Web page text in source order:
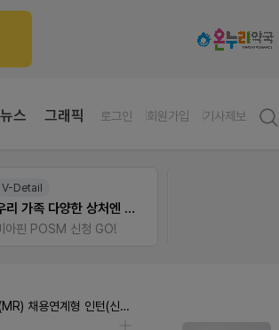
스 그래픽 로그인 회원가입 기사제보
V-Detail
우리 가족 다양한 상처엔 비아핀!
아핀 POSM 신청 GO!
병원영업(MR) 채용연계형 인턴(신입사원) 모집 공고